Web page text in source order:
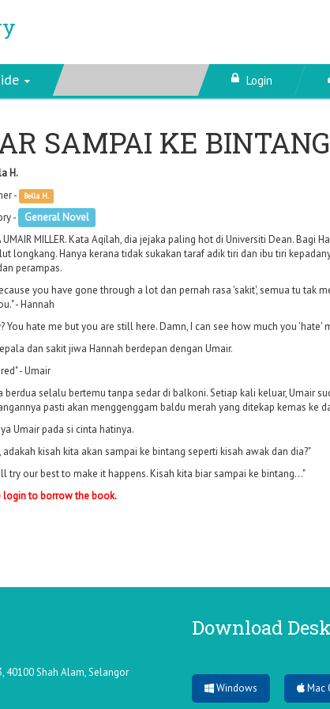
Login
SAMPAI KE BINTANG
H.
-
Bella H.
-
General Novel
UMAIR MILLER. Kata Aqilah, dia jejaka paling hot di Universiti Dean. Bagi
longkang. Hanya kerana tidak sukakan taraf adik tiri dan ibu tiri
perampas.
you have gone through a lot dan pernah rasa 'sakit', semua tu
- Hannah
You hate me but you are still here. Damn, I can see how much you 'hate'
dan sakit jiwa Hannah berdepan dengan Umair.
- Umair
berdua selalu bertemu tanpa sedar di balkoni. Setiap kali keluar, Umair
pasti akan menggenggam baldu merah yang ditekap kemas ke
Umair pada si cinta hatinya.
adakah kisah kita akan sampai ke bintang seperti kisah awak dan dia?"
try our best to make it happens. Kisah kita biar sampai ke bintang..."
login to borrow the book.
40100 Shah Alam, Selangor
Download
Windows Mac